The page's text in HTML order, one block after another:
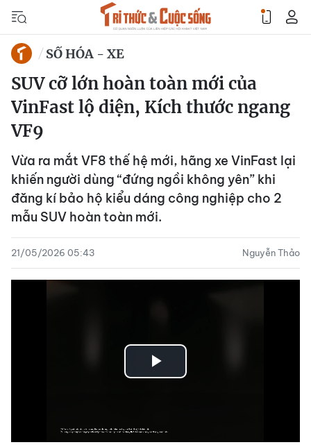
SỐ HÓA - XE
SUV cỡ lớn hoàn toàn mới của
VinFast lộ diện, Kích thước ngang
VF9
Vừa ra mắt VF8 thế hệ mới, hãng xe VinFast lại
khiến người dùng “đứng ngồi không yên” khi
đăng kí bảo hộ kiểu dáng công nghiệp cho 2
mẫu SUV hoàn toàn mới.
21/05/2026 05:43 Nguyễn Thảo
Play